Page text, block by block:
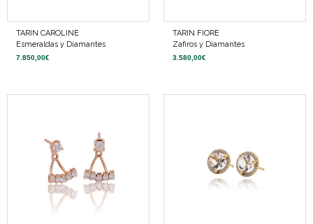
TARIN CAROLINE
Esmeraldas y Diamantes
7.850,00€
TARIN FIORE
Zafiros y Diamantes
3.580,00€